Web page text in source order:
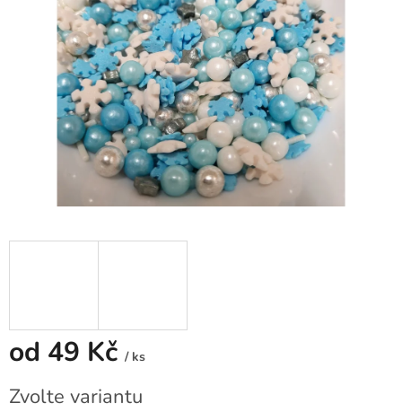
hvězdiček.
od 49 Kč / ks
cena:
Zvolte variantu